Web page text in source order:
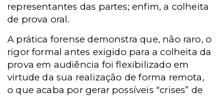
representantes das partes; enfim, a colheita
de prova oral.
A prática forense demonstra que, não raro, o
rigor formal antes exigido para a colheita da
prova em audiência foi flexibilizado em
virtude da sua realização de forma remota,
o que acaba por gerar possíveis “crises” de